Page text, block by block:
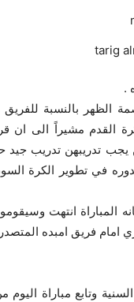
.
الظهر بالنسبة
القدم مشيراً الى ان
تدريبهن تدريب جيد
في تطوير الكرة
المباراة انتهت
امام فريق امبده
وتابع مباراة اليوم